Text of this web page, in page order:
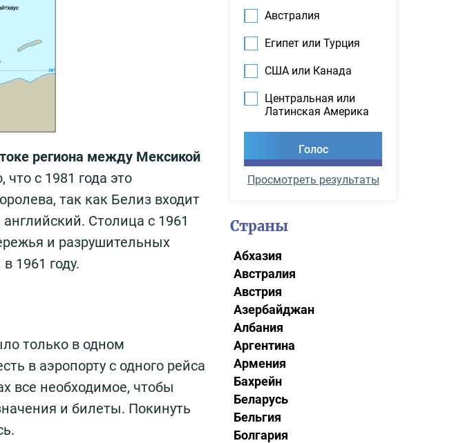
региона между Мексикой
что с 1981 года это
так как Белиз входит
Столица с 1961
и разрушительных
1961 году.
только в одном
в аэропорту с одного рейса
все необходимое, чтобы
и билеты. Покинуть
Австралия
Египет или Турция
США или Канада
Центральная или
Латинская Америка
Просмотреть результаты
Страны
Абхазия
Австралия
Австрия
Азербайджан
Албания
Аргентина
Армения
Бахрейн
Беларусь
Бельгия
Болгария